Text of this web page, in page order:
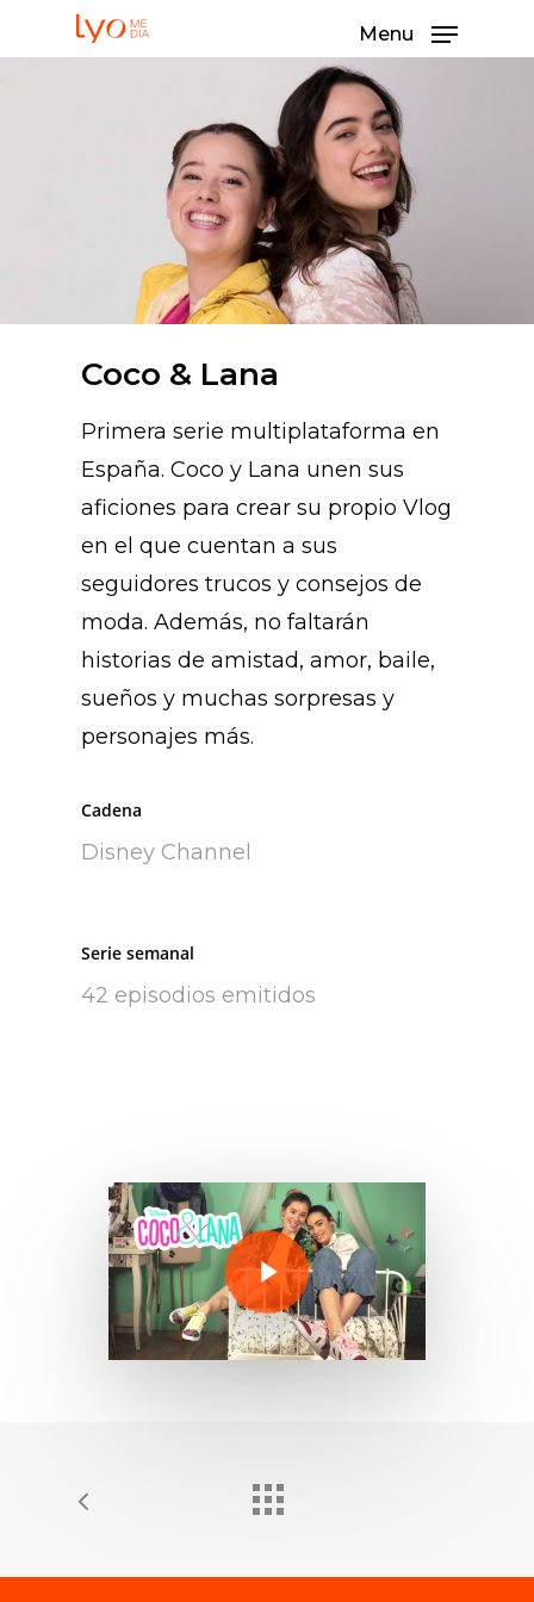
Menu
Coco & Lana
Primera serie multiplataforma en
España. Coco y Lana unen sus
aficiones para crear su propio Vlog
en el que cuentan a sus
seguidores trucos y consejos de
moda. Además, no faltarán
historias de amistad, amor, baile,
sueños y muchas sorpresas y
personajes más.
Cadena
Disney Channel
Serie semanal
42 episodios emitidosContacto